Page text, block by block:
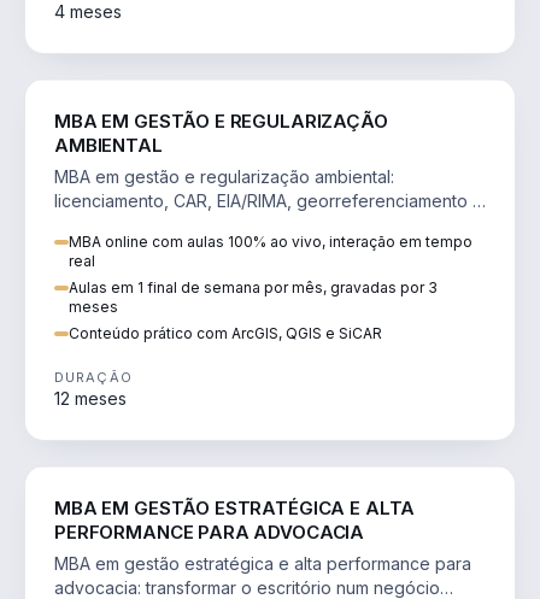
4 meses
MBA EM GESTÃO E REGULARIZAÇÃO
AMBIENTAL
MBA em gestão e regularização ambiental:
licenciamento, CAR, EIA/RIMA, georreferenciamento e
MBA online com aulas 100% ao vivo, interação em tempo
real
Aulas em 1 final de semana por mês, gravadas por 3
meses
Conteúdo prático com ArcGIS, QGIS e SiCAR
DURAÇÃO
12 meses
MBA EM GESTÃO ESTRATÉGICA E ALTA
PERFORMANCE PARA ADVOCACIA
MBA em gestão estratégica e alta performance para
advocacia: transformar o escritório num negócio